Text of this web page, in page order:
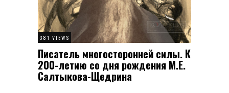
381 VIEWS
Писатель многосторонней силы. К
200-летию со дня рождения М.Е.
Салтыкова-Щедрина